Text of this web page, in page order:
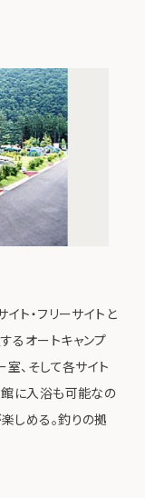
ト・フリーサイトと
るオートキャンプ
室、そして各サイト
館に入浴も可能なの
しめる。釣りの拠